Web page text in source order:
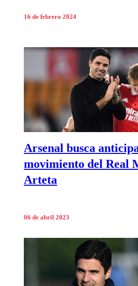
16 de febrero 2024
Arsenal busca
movimiento del Real
Arteta
06 de abril 2023